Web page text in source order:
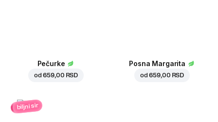
Pečurke
od659,00 RSD
Posna Margarita
od659,00 RSD
biljni sir